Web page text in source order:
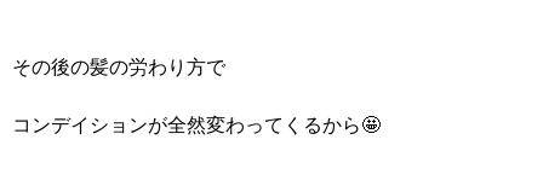
その後の髪の労わり方で
コンデイションが全然変わってくるから🤩